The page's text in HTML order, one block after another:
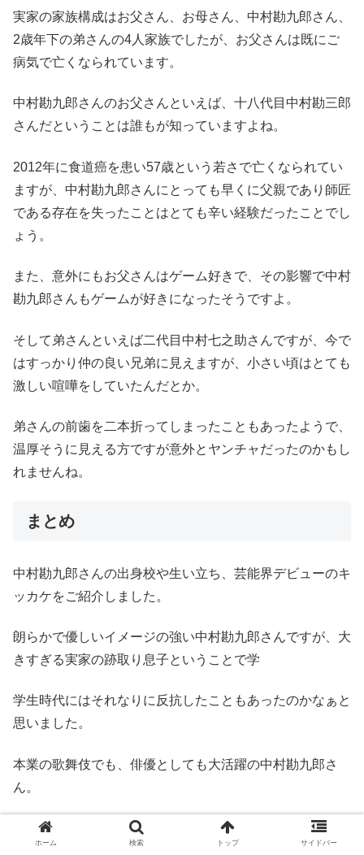
実家の家族構成はお父さん、お母さん、中村勘九郎さん、
2歳年下の弟さんの4人家族でしたが、お父さんは既にご
病気で亡くなられています。
中村勘九郎さんのお父さんといえば、十八代目中村勘三郎
さんだということは誰もが知っていますよね。
2012年に食道癌を患い57歳という若さで亡くなられてい
ますが、中村勘九郎さんにとっても早くに父親であり師匠
である存在を失ったことはとても辛い経験だったことでし
ょう。
また、意外にもお父さんはゲーム好きで、その影響で中村
勘九郎さんもゲームが好きになったそうですよ。
そして弟さんといえば二代目中村七之助さんですが、今で
はすっかり仲の良い兄弟に見えますが、小さい頃はとても
激しい喧嘩をしていたんだとか。
弟さんの前歯を二本折ってしまったこともあったようで、
温厚そうに見える方ですが意外とヤンチャだったのかもし
れませんね。
まとめ
中村勘九郎さんの出身校や生い立ち、芸能界デビューのキ
ッカケをご紹介しました。
朗らかで優しいイメージの強い中村勘九郎さんですが、大
きすぎる実家の跡取り息子ということで学
学生時代にはそれなりに反抗したこともあったのかなぁと
思いました。
本業の歌舞伎でも、俳優としても大活躍の中村勘九郎さ
ん。
中村勘九郎さんもお父さんのように、歌舞伎界を背負う一
人になっていくことでしょう。
ホーム 検索 トップ サイドバー